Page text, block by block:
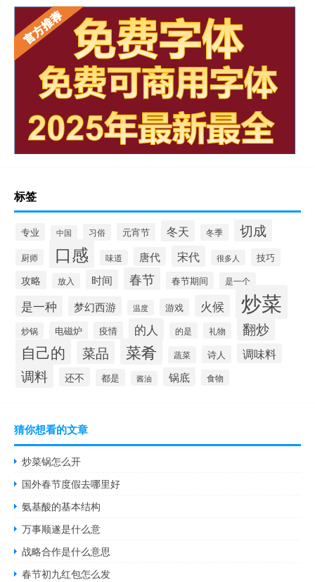
标签
专业 中国 习俗 元宵节 冬天 冬季 切成
厨师 口感 味道 唐代 宋代 很多人 技巧
攻略 放入 时间 春节 春节期间 是一个
是一种 梦幻西游 温度 游戏 火候 炒菜
炒锅 电磁炉 疫情 的人 的是 礼物 翻炒
自己的 菜品 菜肴 蔬菜 诗人 调味料
调料 还不 都是 酱油 锅底 食物
猜你想看的文章
炒菜锅怎么开
国外春节度假去哪里好
氨基酸的基本结构
万事顺遂是什么意
战略合作是什么意思
春节初九红包怎么发